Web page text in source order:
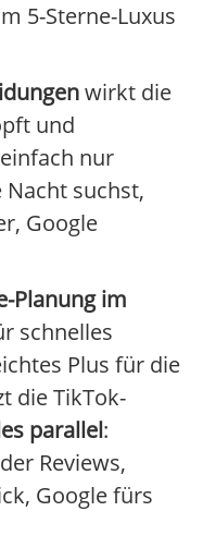
5-Sterne-Luxus
wirkt die
und
nur
suchst,
Google
Planung im
schnelles
Plus für die
die TikTok-
parallel:
Reviews,
Google fürs